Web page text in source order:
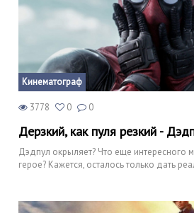
Кинематограф
3778 0 0
Дерзкий, как пуля резкий -
Дэдпул окрыляет? Что еще интересного
герое? Кажется, осталось только дать